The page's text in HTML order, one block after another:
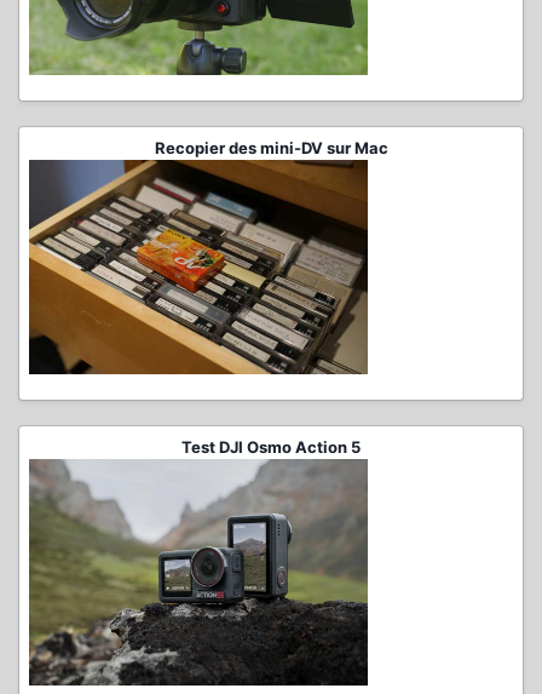
Recopier des mini-DV sur Mac
Test DJI Osmo Action 5